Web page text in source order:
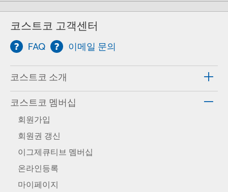
코스트코 고객센터
FAQ 이메일 문의
코스트코 소개
코스트코 멤버십
회원가입
회원권 갱신
이그제큐티브 멤버십
온라인등록
마이페이지